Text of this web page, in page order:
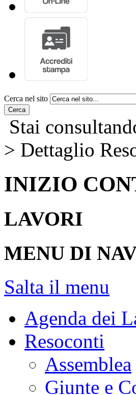
Cerca nel sito
Cerca
Stai
> Dettaglio
INIZIO
LAVORI
MENU DI
Salta il menu
Agenda dei
Resoconti
Assemblea
Giunte e